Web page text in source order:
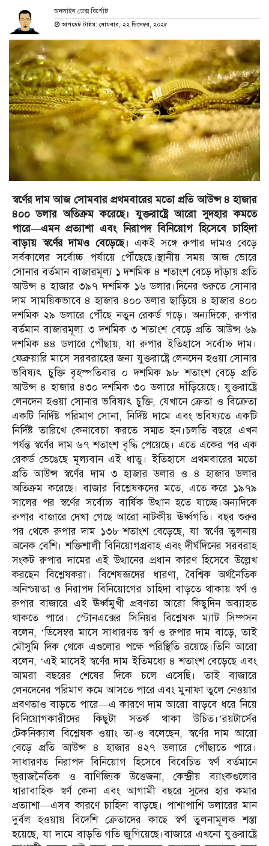
অনলাইন ডেক্স রির্পোট
আপডেট টাইম: সোমবার, ২২ ডিসেম্বর, ২০২৫
স্বর্ণের দাম আজ সোমবার প্রথমবারের মতো প্রতি আউন্স ৪ হাজার
৪০০ ডলার অতিক্রম করেছে। যুক্তরাষ্ট্রে আরো সুদহার কমতে
পারে—এমন প্রত্যাশা এবং নিরাপদ বিনিয়োগ হিসেবে চাহিদা
বাড়ায় স্বর্ণের দামও বেড়েছে। একই সঙ্গে রুপার দামও বেড়ে
সর্বকালের সর্বোচ্চ পর্যায়ে পৌঁছেছে।স্থানীয় সময় আজ ভোরে
সোনার বর্তমান বাজারমূল্য ১ দশমিক ৪ শতাংশ বেড়ে দাঁড়ায় প্রতি
আউন্স ৪ হাজার ৩৯৭ দশমিক ১৬ ডলার।দিনের শুরুতে সোনার
দাম সাময়িকভাবে ৪ হাজার ৪০০ ডলার ছাড়িয়ে ৪ হাজার ৪০০
দশমিক ২৯ ডলারে পৌঁছে নতুন রেকর্ড গড়ে। অন্যদিকে, রুপার
বর্তমান বাজারমূল্য ৩ দশমিক ৩ শতাংশ বেড়ে প্রতি আউন্স ৬৯
দশমিক ৪৪ ডলারে পৌঁছায়, যা রুপার ইতিহাসে সর্বোচ্চ দাম।
ফেব্রুয়ারি মাসে সরবরাহের জন্য যুক্তরাষ্ট্রে লেনদেন হওয়া সোনার
ভবিষ্যৎ চুক্তি বৃহস্পতিবার ০ দশমিক ৯৮ শতাংশ বেড়ে প্রতি
আউন্স ৪ হাজার ৪৩০ দশমিক ৩০ ডলারে দাঁড়িয়েছে। যুক্তরাষ্ট্রে
লেনদেন হওয়া সোনার ভবিষ্যৎ চুক্তি, যেখানে ক্রেতা ও বিক্রেতা
একটি নির্দিষ্ট পরিমাণ সোনা, নির্দিষ্ট দামে এবং ভবিষ্যতে একটি
নির্দিষ্ট তারিখে কেনাবেচা করতে সম্মত হন।চলতি বছরে এখন
পর্যন্ত স্বর্ণের দাম ৬৭ শতাংশ বৃদ্ধি পেয়েছে। এতে একের পর এক
রেকর্ড ভেঙেছে মূল্যবান এই ধাতু। ইতিহাসে প্রথমবারের মতো
প্রতি আউন্স স্বর্ণের দাম ৩ হাজার ডলার ও ৪ হাজার ডলার
অতিক্রম করেছে। বাজার বিশ্লেষকদের মতে, এতে করে ১৯৭৯
সালের পর স্বর্ণের সর্বোচ্চ বার্ষিক উত্থান হতে যাচ্ছে।অন্যদিকে
রুপার বাজারে দেখা গেছে আরো নাটকীয় ঊর্ধ্বগতি। বছর শুরুর
পর থেকে রুপার দাম ১৩৮ শতাংশ বেড়েছে, যা স্বর্ণের তুলনায়
অনেক বেশি। শক্তিশালী বিনিয়োগপ্রবাহ এবং দীর্ঘদিনের সরবরাহ
সংকট রুপার দামের এই উত্থানের প্রধান কারণ হিসেবে উল্লেখ
করছেন বিশ্লেষকরা। বিশেষজ্ঞদের ধারণা, বৈশ্বিক অর্থনৈতিক
অনিশ্চয়তা ও নিরাপদ বিনিয়োগের চাহিদা বাড়তে থাকায় স্বর্ণ ও
রুপার বাজারে এই ঊর্ধ্বমুখী প্রবণতা আরো কিছুদিন অব্যাহত
থাকতে পারে। স্টোনএক্সের সিনিয়র বিশ্লেষক ম্যাট সিম্পসন
বলেন, ‘ডিসেম্বর মাসে সাধারণত স্বর্ণ ও রুপার দাম বাড়ে, তাই
মৌসুমি দিক থেকে এগুলোর পক্ষে পরিস্থিতি রয়েছে।তিনি আরো
বলেন, ‘এই মাসেই স্বর্ণের দাম ইতিমধ্যে ৪ শতাংশ বেড়েছে এবং
আমরা বছরের শেষের দিকে চলে এসেছি। তাই বাজারে
লেনদেনের পরিমাণ কমে আসতে পারে এবং মুনাফা তুলে নেওয়ার
প্রবণতাও বাড়তে পারে—এ কারণে দাম আরো বাড়বে ধরে নিয়ে
বিনিয়োগকারীদের কিছুটা সতর্ক থাকা উচিত।’রয়টার্সের
টেকনিক্যাল বিশ্লেষক ওয়াং তা-ও বলেছেন, স্বর্ণের দাম আরো
বেড়ে প্রতি আউন্স ৪ হাজার ৪২৭ ডলারে পৌঁছাতে পারে।
সাধারণত নিরাপদ বিনিয়োগ হিসেবে বিবেচিত স্বর্ণ বর্তমানে
ভূরাজনৈতিক ও বাণিজ্যিক উত্তেজনা, কেন্দ্রীয় ব্যাংকগুলোর
ধারাবাহিক স্বর্ণ কেনা এবং আগামী বছরে সুদের হার কমার
প্রত্যাশা—এসব কারণে চাহিদা বাড়ছে। পাশাপাশি ডলারের মান
দুর্বল হওয়ায় বিদেশি ক্রেতাদের কাছে স্বর্ণ তুলনামূলক শস্তা
হয়েছে, যা দামে বাড়তি গতি জুগিয়েছে।বাজারে এখনো যুক্তরাষ্ট্রে